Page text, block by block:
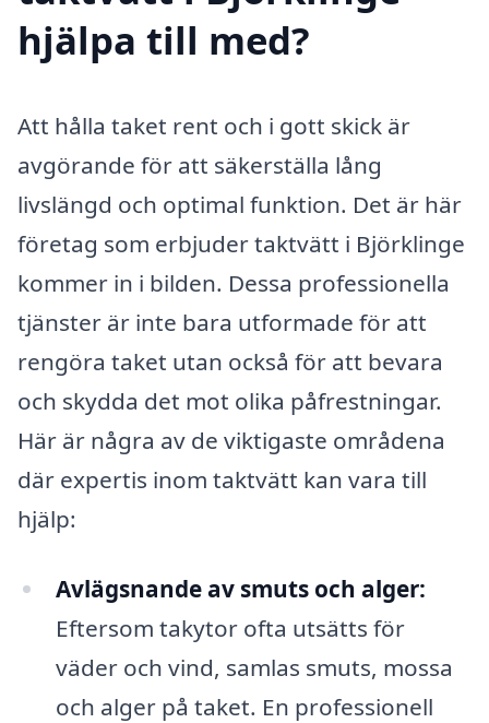
hjälpa till med?
Att hålla taket rent och i gott skick är
avgörande för att säkerställa lång
livslängd och optimal funktion. Det är här
företag som erbjuder taktvätt i Björklinge
kommer in i bilden. Dessa professionella
tjänster är inte bara utformade för att
rengöra taket utan också för att bevara
och skydda det mot olika påfrestningar.
Här är några av de viktigaste områdena
där expertis inom taktvätt kan vara till
hjälp:
Avlägsnande av smuts och alger:
Eftersom takytor ofta utsätts för
väder och vind, samlas smuts, mossa
och alger på taket. En professionell